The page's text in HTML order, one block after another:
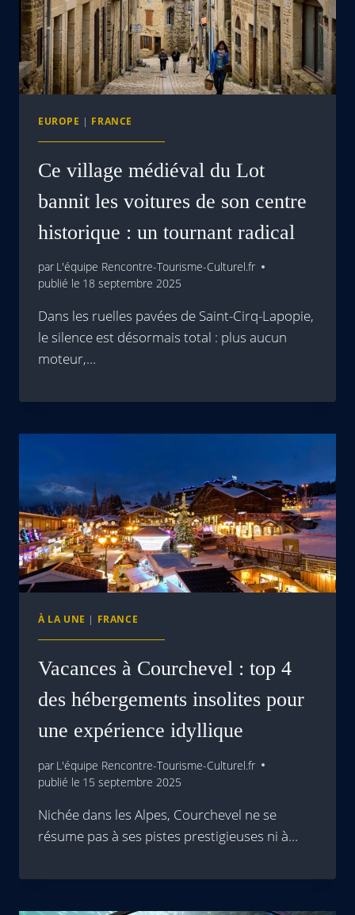
EUROPE | FRANCE
Ce village médiéval du Lot
bannit les voitures de son centre
historique : un tournant radical
par L'équipe Rencontre-Tourisme-Culturel.fr
publié le 18 septembre 2025
Dans les ruelles pavées de Saint-Cirq-Lapopie,
le silence est désormais total : plus aucun
moteur,…
À LA UNE | FRANCE
Vacances à Courchevel : top 4
des hébergements insolites pour
une expérience idyllique
par L'équipe Rencontre-Tourisme-Culturel.fr
publié le 15 septembre 2025
Nichée dans les Alpes, Courchevel ne se
résume pas à ses pistes prestigieuses ni à…